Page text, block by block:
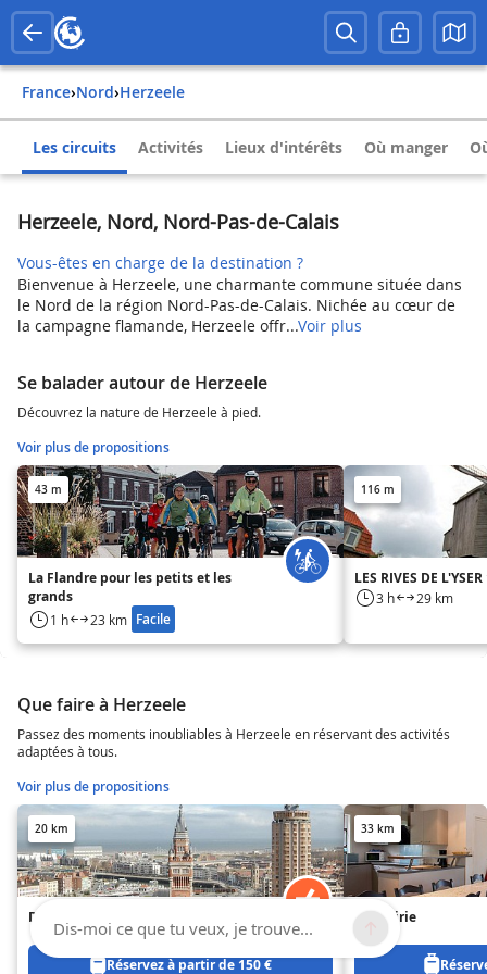
France› Nord› Herzeele
Les circuits Activités Lieux d'intérêts Où manger
Herzeele, Nord, Nord-Pas-de-Calais
Vous-êtes en charge de la destination ?
Bienvenue à Herzeele, une charmante commune située dans
le Nord de la région Nord-Pas-de-Calais. Nichée au cœur de
la campagne flamande, Herzeele offr...Voir plus
Se balader autour de Herzeele
Découvrez la nature de Herzeele à pied.
Voir plus de propositions
43 m
La Flandre pour les petits et les
grands
1 h 23 km Facile
116 m
LES RIVES DE L'YSER
3 h 29 km
Que faire à Herzeele
Passez des moments inoubliables à Herzeele en réservant des activités
adaptées à tous.
Voir plus de propositions
20 km
Dunkerque (Dunkerque)
Réservez à partir de 150 €
33 km
La Prairie
Dis-moi ce que tu veux, je trouve...